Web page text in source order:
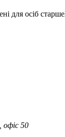
для осіб старше
офіс 50